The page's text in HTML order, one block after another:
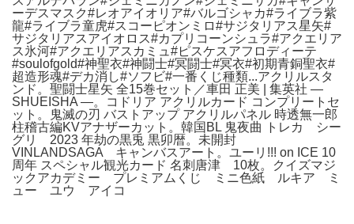
ーデスマスク#レオアイオリア#バルゴシャカ#ライブラ紫
龍#ライブラ童虎#スコーピオンミロ#サジタリアス星矢#
サジタリアスアイオロス#カプリコーンシュラ#アクエリア
ス氷河#アクエリアスカミュ#ピスケスアフロディーテ
#soulofgold#神聖衣#神闘士#冥闘士#冥衣#初期青銅聖衣#
超造形魂#デカ消し#ソフビ#一番くじ種類...アクリルスタ
ンド。聖闘士星矢 全15巻セット／車田 正美 | 集英社 ―
SHUEISHA ―。コドリア アクリルカード コンプリートセ
ット。鬼滅の刃 バストアップ アクリルパネル 時透無一郎
柱稽古編KVアナザーカット。韓国BL 鬼夜曲 トレカ シー
グリ 2023 年劫の黒兎 黒卯暦。未開封
VINLANDSAGA キャンバスアート。ユーリ!!! on ICE 10
周年 スペシャル観光カード 名刺唐津 10枚。クイズマジ
ックアカデミー プレミアムくじ ミニ色紙 ルキア ミ
ュー ユウ アイコ